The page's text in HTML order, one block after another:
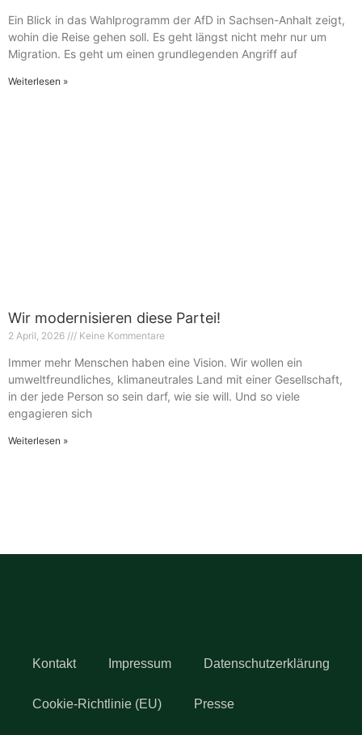
Ein Blick in das Wahlprogramm der AfD in Sachsen-Anhalt zeigt,
wohin die Reise gehen soll. Es geht längst nicht mehr nur um
Migration. Es geht um einen grundlegenden Angriff auf
Weiterlesen »
Wir modernisieren diese Partei!
2 April, 2026 Keine Kommentare
Immer mehr Menschen haben eine Vision. Wir wollen ein
umweltfreundliches, klimaneutrales Land mit einer Gesellschaft,
in der jede Person so sein darf, wie sie will. Und so viele
engagieren sich
Weiterlesen »
Kontakt Impressum Datenschutzerklärung
Cookie-Richtlinie (EU) Presse